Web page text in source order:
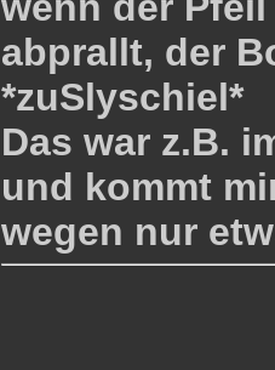
abprallt, der
*zuSlyschiel*
Das war z.B.
und kommt
wegen nur